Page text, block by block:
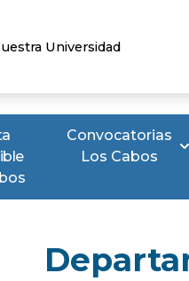
Universidad
Convocatorias
Los Cabos